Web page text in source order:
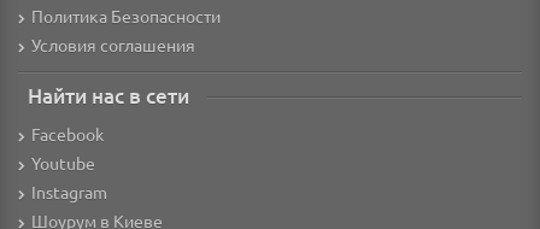
Политика Безопасности
Условия соглашения
Найти нас в сети
Facebook
Youtube
Instagram
Шоурум в Киеве